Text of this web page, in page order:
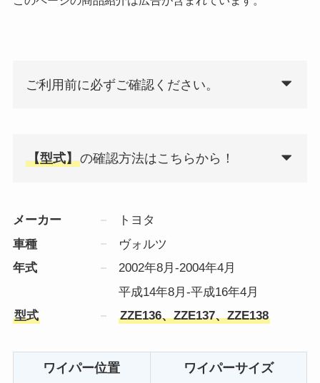
ご利用前に必ずご確認ください。
【型式】の確認方法はこちらから！
メーカー
トヨタ
車種
ヴォルツ
年式
2002年8月-2004年4月
平成14年8月-平成16年4月
型式
ZZE136、ZZE137、ZZE138
ワイパー位置 ワイパーサイズ